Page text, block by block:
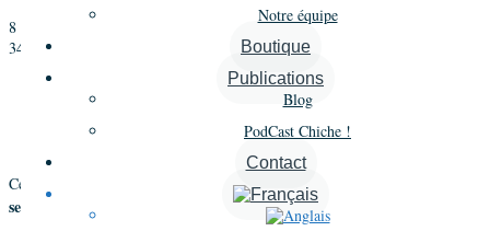
Notre équipe
Boutique
Publications
Blog
PodCast Chiche !
Contact
8 novembre 2021 @ 9 h 00 min
10 novembre 2021 @ 18 h 00 min
3490€
Formation Types de personnalité CCTI® – Promo 7 – Session 2
Distanciel
Formation Types de personnalité CCTI® – Promo 7 – Session 2
Cette formation
Types de personnalité en présentiel
sessions